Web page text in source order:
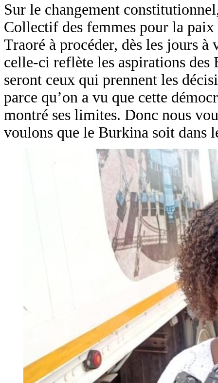
Sur le changement
Collectif des femmes pour la
Traoré à procéder, dès les jours
celle-ci reflète les aspirations
seront ceux qui prennent les
parce qu’on a vu que cette
montré ses limites. Donc nous
voulons que le Burkina soit dans